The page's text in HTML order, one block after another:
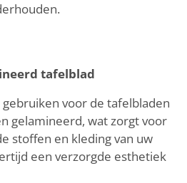
tafelblad
voor de tafelbladen
gelamineerd, wat zorgt voor
stoffen en kleding van uw
een verzorgde esthetiek